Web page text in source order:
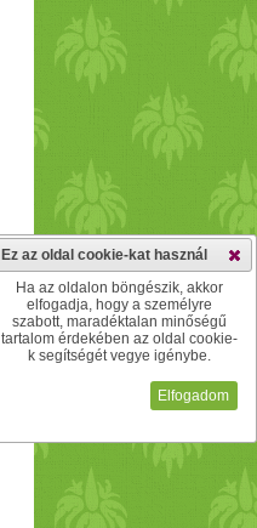
Ez az oldal cookie-kat használ
Ha az oldalon böngészik, akkor
elfogadja, hogy a személyre
szabott, maradéktalan minőségű
tartalom érdekében az oldal cookie-
k segítségét vegye igénybe.
Elfogadom